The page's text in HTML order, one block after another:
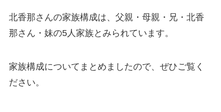
北香那さんの家族構成は、父親・母親・兄・北香
那さん・妹の5人家族とみられています。
家族構成についてまとめましたので、ぜひご覧く
ださい。